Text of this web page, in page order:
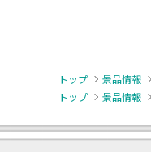
トップ 景品情報
トップ
景品情報